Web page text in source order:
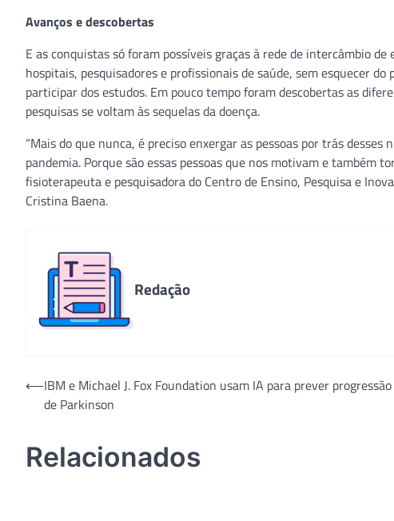
Avanços e descobertas
E as conquistas só foram possíveis graças à rede de intercâmbio
hospitais, pesquisadores e profissionais de saúde, sem esquecer
participar dos estudos. Em pouco tempo foram descobertas as
pesquisas se voltam às sequelas da doença.
“Mais do que nunca, é preciso enxergar as pessoas por trás
pandemia. Porque são essas pessoas que nos motivam e também
fisioterapeuta e pesquisadora do Centro de Ensino, Pesquisa e
Cristina Baena.
Redação
Navegação
⟵IBM e Michael J. Fox Foundation usam IA para prever progressão
de Parkinson
Relacionados